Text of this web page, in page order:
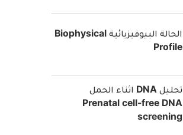
الحالة البيوفيزيائية Biophysical
Profile
تحليل DNA اثناء الحمل
Prenatal cell-free DNA
screening